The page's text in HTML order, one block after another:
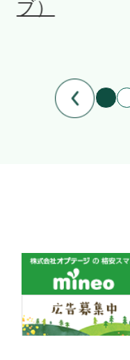
「つながる